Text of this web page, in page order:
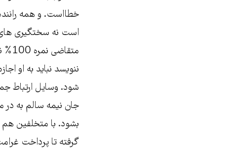
خطااست. و همه
است نه سختگیری های
ننویسد نباید به او
شود. وسایل ارتباط
جان نیمه سالم به در
بشود. با متخلفین هم
گرفته تا پرداخت